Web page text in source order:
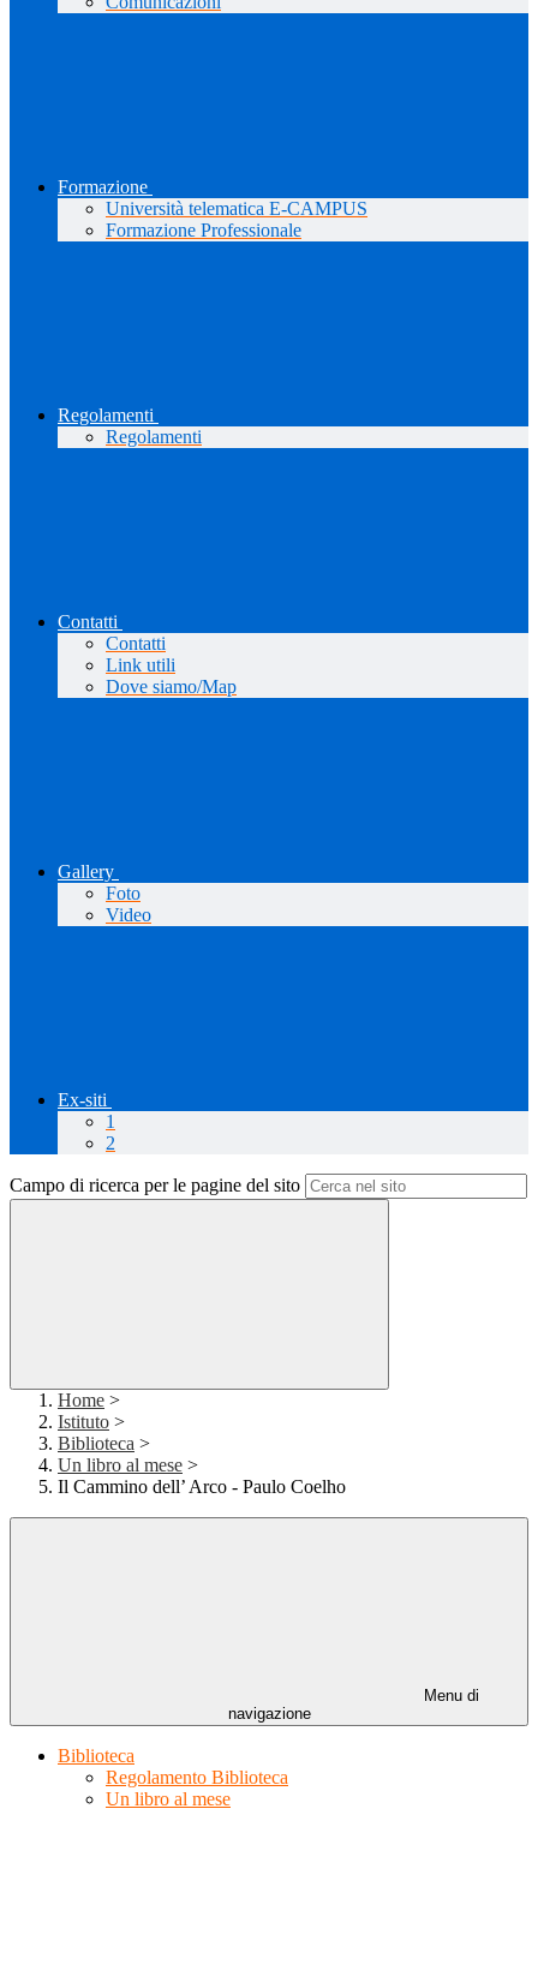
Formazione
Università telematica E-CAMPUS
Formazione Professionale
Regolamenti
Regolamenti
Contatti
Contatti
Link utili
Dove siamo/Map
Gallery
Foto
Video
Ex-siti
1
2
Campo di ricerca per le pagine del sito
Home >
Istituto >
Biblioteca >
Un libro al mese >
Il Cammino dell’ Arco - Paulo Coelho
Menu di
navigazione
Biblioteca
Regolamento Biblioteca
Un libro al mese